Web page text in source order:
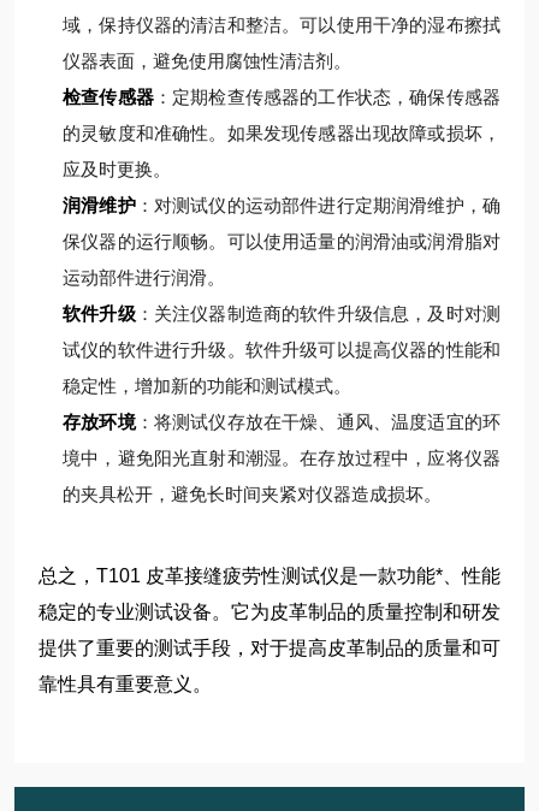
域，保持仪器的清洁和整洁。可以使用干净的湿布擦拭
仪器表面，避免使用腐蚀性清洁剂。
检查传感器：定期检查传感器的工作状态，确保传感器
的灵敏度和准确性。如果发现传感器出现故障或损坏，
应及时更换。
润滑维护：对测试仪的运动部件进行定期润滑维护，确
保仪器的运行顺畅。可以使用适量的润滑油或润滑脂对
运动部件进行润滑。
软件升级：关注仪器制造商的软件升级信息，及时对测
试仪的软件进行升级。软件升级可以提高仪器的性能和
稳定性，增加新的功能和测试模式。
存放环境：将测试仪存放在干燥、通风、温度适宜的环
境中，避免阳光直射和潮湿。在存放过程中，应将仪器
的夹具松开，避免长时间夹紧对仪器造成损坏。
总之，T101 皮革接缝疲劳性测试仪是一款功能*、性能
稳定的专业测试设备。它为皮革制品的质量控制和研发
提供了重要的测试手段，对于提高皮革制品的质量和可
靠性具有重要意义。